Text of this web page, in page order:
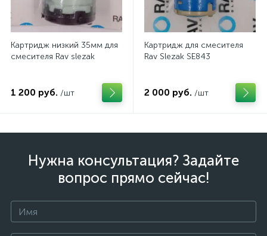
Картридж низкий 35мм для
смесителя Rav slezak
1 200 руб. /шт
Картридж для смесителя
Rav Slezak SE843
2 000 руб. /шт
Нужна консультация? Задайте
вопрос прямо сейчас!